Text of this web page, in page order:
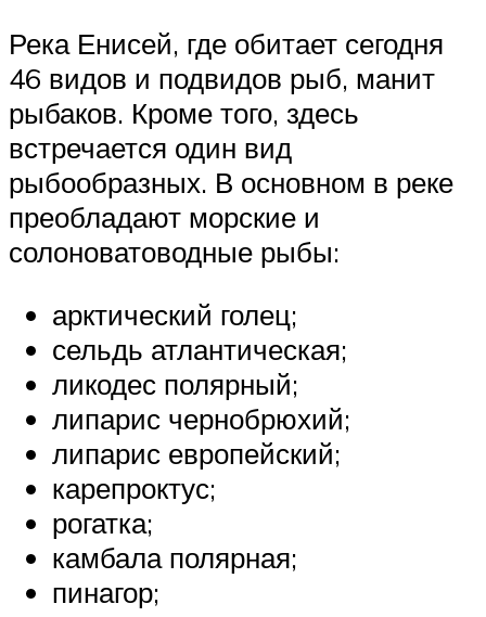
Река Енисей, где обитает сегодня
46 видов и подвидов рыб, манит
рыбаков. Кроме того, здесь
встречается один вид
рыбообразных. В основном в реке
преобладают морские и
солоноватоводные рыбы:
арктический голец;
сельдь атлантическая;
ликодес полярный;
липарис чернобрюхий;
липарис европейский;
карепроктус;
рогатка;
камбала полярная;
пинагор;